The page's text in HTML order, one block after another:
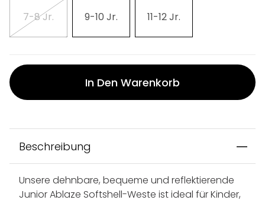
7-8 Jr. 9-10 Jr. 11-12 Jr.
In Den Warenkorb
Beschreibung
Unsere dehnbare, bequeme und reflektierende
Junior Ablaze Softshell-Weste ist ideal für Kinder,